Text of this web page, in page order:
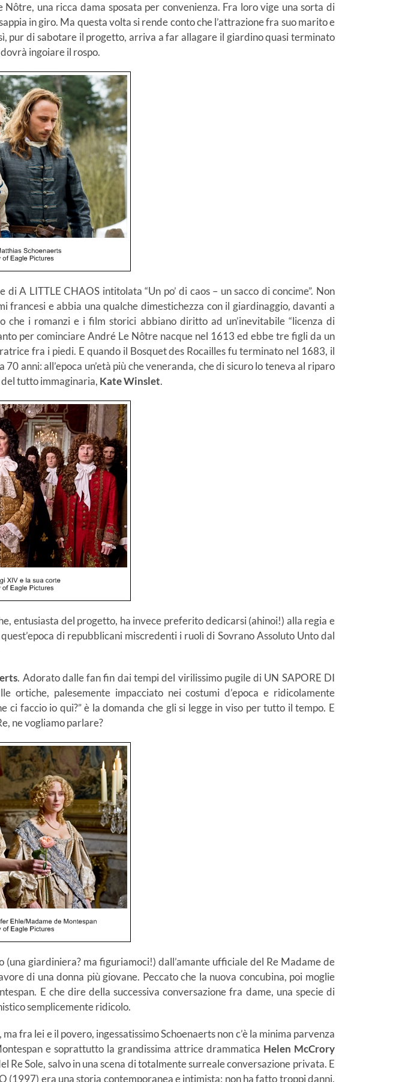
una ricca dama sposata per convenienza. Fra loro vige una sorta di
in giro. Ma questa volta si rende conto che l’attrazione fra suo marito e
pur di sabotare il progetto, arriva a far allagare il giardino quasi terminato
ingoiare il rospo.
A LITTLE CHAOS intitolata “Un po’ di caos – un sacco di concime”. Non
francesi e abbia una qualche dimestichezza con il giardinaggio, davanti a
i romanzi e i film storici abbiano diritto ad un’inevitabile “licenza di
per cominciare André Le Nôtre nacque nel 1613 ed ebbe tre figli da un
fra i piedi. E quando il Bosquet des Rocailles fu terminato nel 1683, il
anni: all’epoca un’età più che veneranda, che di sicuro lo teneva al riparo
tutto immaginaria, Kate Winslet.
entusiasta del progetto, ha invece preferito dedicarsi (ahinoi!) alla regia e
di repubblicani miscredenti i ruoli di Sovrano Assoluto Unto dal
. Adorato dalle fan fin dai tempi del virilissimo pugile di UN SAPORE DI
ortiche, palesemente impacciato nei costumi d’epoca e ridicolamente
faccio io qui?” è la domanda che gli si legge in viso per tutto il tempo. E
ne vogliamo parlare?
giardiniera? ma figuriamoci!) dall’amante ufficiale del Re Madame de
di una donna più giovane. Peccato che la nuova concubina, poi moglie
E che dire della successiva conversazione fra dame, una specie di
semplicemente ridicolo.
fra lei e il povero, ingessatissimo Schoenaerts non c’è la minima parvenza
e soprattutto la grandissima attrice drammatica Helen McCrory
Re Sole, salvo in una scena di totalmente surreale conversazione privata. E
(1997) era una storia contemporanea e intimista: non ha fatto troppi danni.